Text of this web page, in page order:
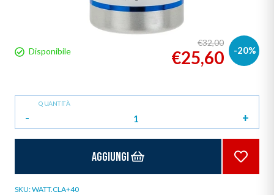
Disponibile -20%
€32,00
€25,60
QUANTITÀ
- +
Aggiungi
SKU:WATT.CLA+40